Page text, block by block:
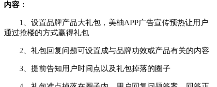
内容：
1、设置品牌产品大礼包，美柚APP广告宣传预热让用户
通过抢楼的方式赢得礼包
2、礼包回复问题可设置成与品牌功效或产品有关的内容
3、提前告知用户时间点以及礼包掉落的圈子